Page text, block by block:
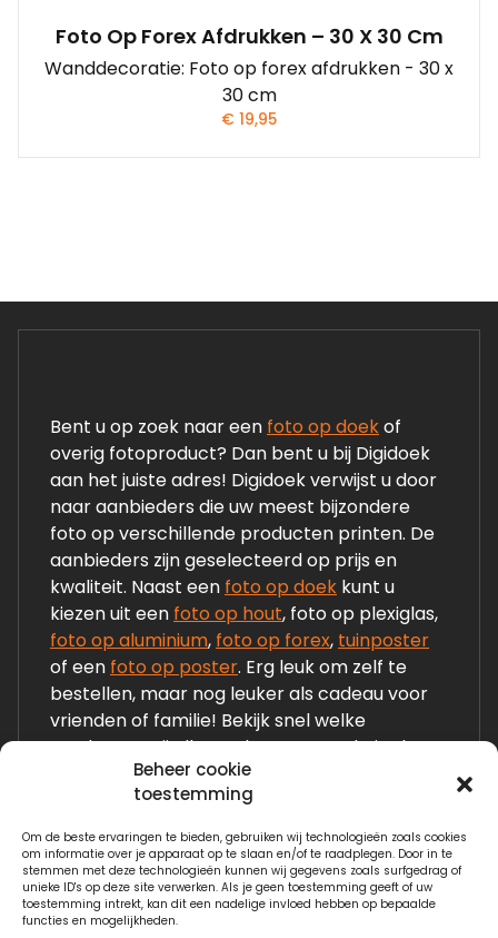
Beheer cookie
toestemming
Om de beste ervaringen te bieden, gebruiken wij technologieën zoals cookies
om informatie over je apparaat op te slaan en/of te raadplegen. Door in te
stemmen met deze technologieën kunnen wij gegevens zoals surfgedrag of
unieke ID's op deze site verwerken. Als je geen toestemming geeft of uw
toestemming intrekt, kan dit een nadelige invloed hebben op bepaalde
functies en mogelijkheden.
Foto Op Forex Afdrukken – 30 X 30 Cm
Wanddecoratie: Foto op forex afdrukken - 30 x
30 cm
€ 19,95
Bent u op zoek naar een foto op doekof
overig fotoproduct? Dan bent u bij Digidoek
aan het juiste adres! Digidoek verwijst u door
naar aanbieders die uw meest bijzondere
foto op verschillende producten printen. De
aanbieders zijn geselecteerd op prijs en
kwaliteit. Naast een foto op doek kunt u
kiezen uit een foto op hout, foto op plexiglas,
foto op aluminium, foto op forex, tuinposter
of een foto op poster. Erg leuk om zelf te
bestellen, maar nog leuker als cadeau voor
vrienden of familie! Bekijk snel welke
producten wij allemaal op onze website laten
Links:
Fotogeschenken.nl